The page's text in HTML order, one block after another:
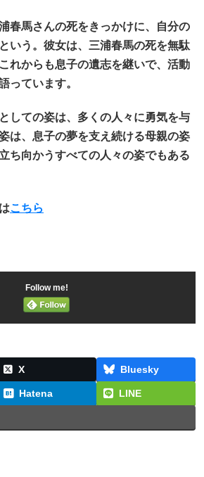
春馬さんの死をきっかけに、自分の
いう。彼女は、三浦春馬の死を無駄
れからも息子の遺志を継いで、活動
っています。
しての姿は、多くの人々に勇気を与
は、息子の夢を支え続ける母親の姿
ち向かうすべての人々の姿でもある
こちら
Follow me!
X
Bluesky
Hatena LINE